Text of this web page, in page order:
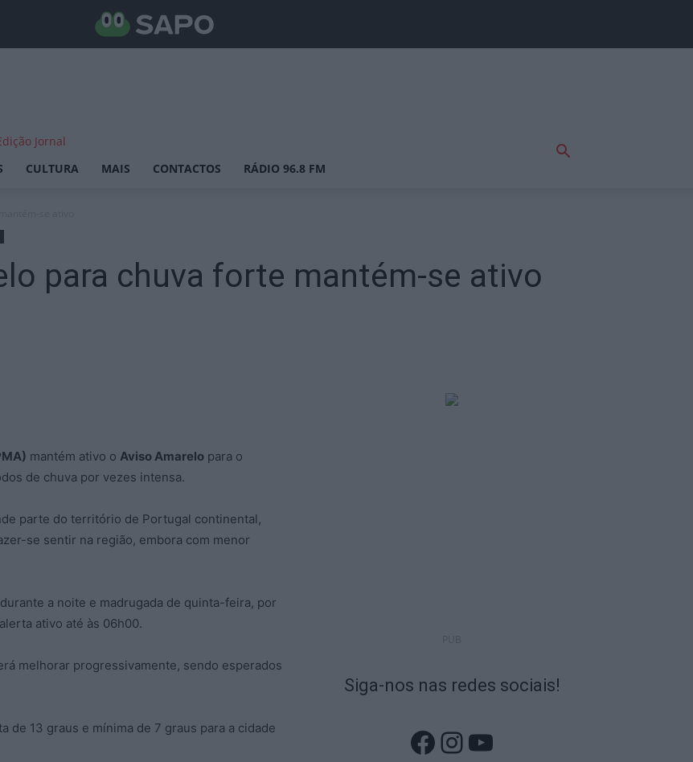
CULTURA MAIS CONTACTOS RÁDIO 96.8 FM
para chuva forte mantém-se ativo
mantém ativo o Aviso Amarelo para o
de chuva por vezes intensa.
parte do território de Portugal continental,
se sentir na região, embora com menor
a noite e madrugada de quinta-feira, por
ativo até às 06h00.
melhorar progressivamente, sendo esperados
de 13 graus e mínima de 7 graus para a cidade
Siga-nos nas redes sociais!
Facebook
Instagram
YouTube